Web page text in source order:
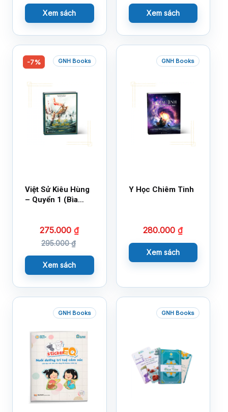
Xem sách Xem sách
-7% GNH Books
Việt Sử Kiêu Hùng
– Quyển 1 (Bìa
275.000₫
295.000₫
Xem sách
GNH Books
Y Học Chiêm Tinh
280.000₫
Xem sách
GNH Books GNH Books